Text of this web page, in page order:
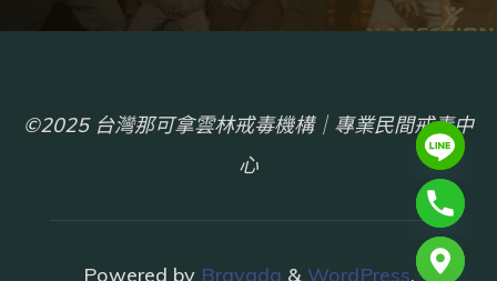
©2025 台灣那可拿雲林戒毒機構｜專業民間戒毒中
心
Powered byBravada & WordPress.
chaty